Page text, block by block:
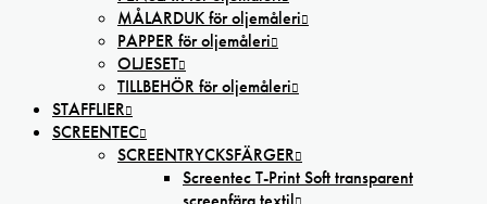
MÅLARDUK för oljemåleri
PAPPER för oljemåleri
OLJESET
TILLBEHÖR för oljemåleri
STAFFLIER
SCREENTEC
SCREENTRYCKSFÄRGER
Screentec T-Print Soft transparent